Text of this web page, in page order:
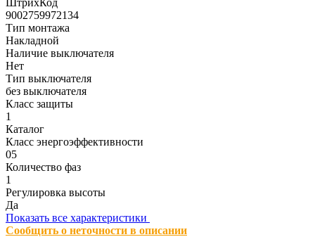
9002759972134
Тип монтажа
Накладной
Наличие выключателя
Нет
Тип выключателя
без выключателя
Класс защиты
1
Каталог
Класс энергоэффективности
05
Количество фаз
1
Регулировка высоты
Да
Показать все характеристики
Сообщить о неточности в описании